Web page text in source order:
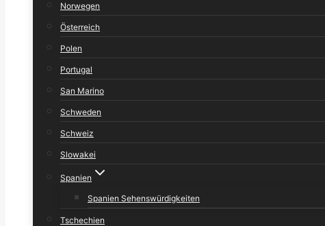
Norwegen
Österreich
Polen
Portugal
San Marino
Schweden
Schweiz
Slowakei
Spanien
Spanien Sehenswürdigkeiten
Tschechien